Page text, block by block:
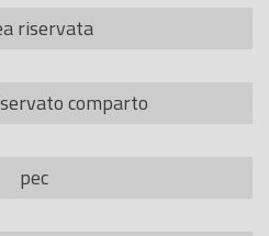
riservata
comparto
pec